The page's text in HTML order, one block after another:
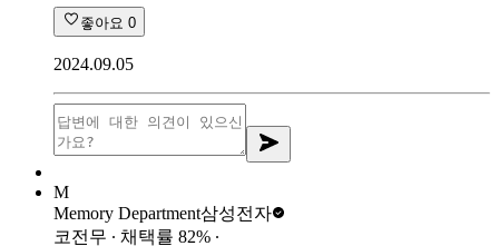
좋아요 0
2024.09.05
M
Memory Department삼성전자
코전무 ∙ 채택률 82% ∙